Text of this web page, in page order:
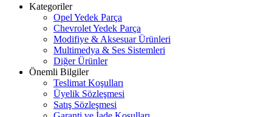
Kategoriler
Opel Yedek Parça
Chevrolet Yedek Parça
Modifiye & Aksesuar Ürünleri
Multimedya & Ses Sistemleri
Diğer Ürünler
Önemli Bilgiler
Teslimat Koşulları
Üyelik Sözleşmesi
Satış Sözleşmesi